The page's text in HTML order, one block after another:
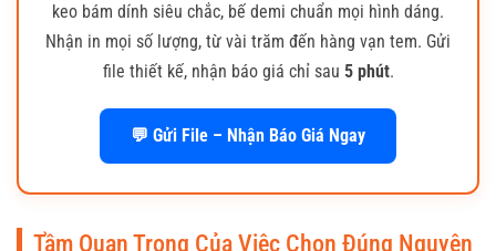
keo bám dính siêu chắc, bế demi chuẩn mọi hình dáng.
Nhận in mọi số lượng, từ vài trăm đến hàng vạn tem. Gửi
file thiết kế, nhận báo giá chỉ sau 5 phút.
💬 Gửi File – Nhận Báo Giá Ngay
Tầm Quan Trọng Của Việc Chọn Đúng Nguyên